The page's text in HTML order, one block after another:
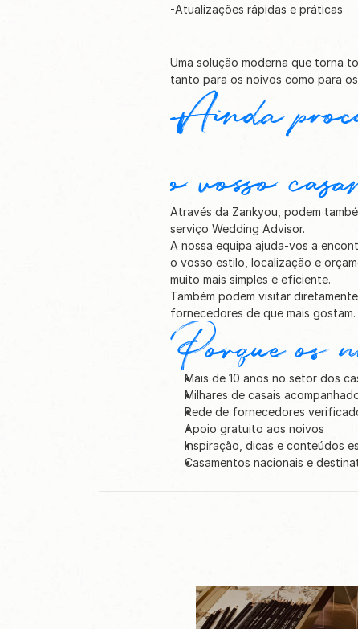
-Atualizações rápidas e práticas
Uma solução moderna que torna
tanto para os noivos como para
Ainda
o vosso
Através da Zankyou, podem
serviço Wedding Advisor.
A nossa equipa ajuda-vos a
o vosso estilo, localização e
muito mais simples e eficiente.
Também podem visitar
fornecedores de que mais gostam.
Porque os
Mais de 10 anos no setor dos
Milhares de casais
Rede de fornecedores
Apoio gratuito aos noivos
Inspiração, dicas e conteúdos
Casamentos nacionais e